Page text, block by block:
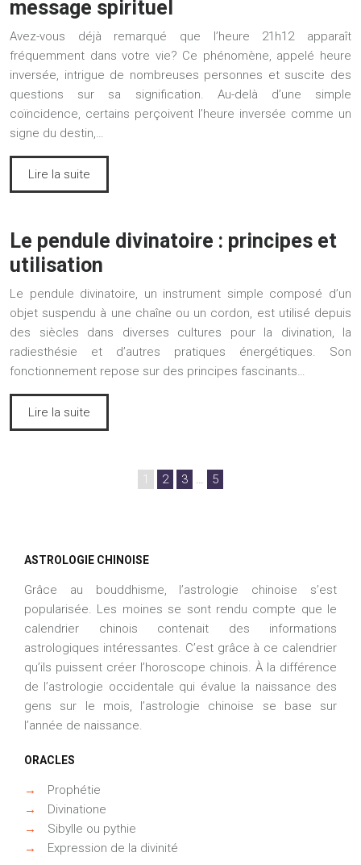
message spirituel
Avez-vous déjà remarqué que l’heure 21h12 apparaît
fréquemment dans votre vie? Ce phénomène, appelé heure
inversée, intrigue de nombreuses personnes et suscite des
questions sur sa signification. Au-delà d’une simple
coïncidence, certains perçoivent l’heure inversée comme un
signe du destin,…
Lire la suite
Le pendule divinatoire : principes et
utilisation
Le pendule divinatoire, un instrument simple composé d’un
objet suspendu à une chaîne ou un cordon, est utilisé depuis
des siècles dans diverses cultures pour la divination, la
radiesthésie et d’autres pratiques énergétiques. Son
fonctionnement repose sur des principes fascinants…
Lire la suite
1 2 3 … 5
ASTROLOGIE CHINOISE
Grâce au bouddhisme, l’astrologie chinoise s’est
popularisée. Les moines se sont rendu compte que le
calendrier chinois contenait des informations
astrologiques intéressantes. C’est grâce à ce calendrier
qu’ils puissent créer l’horoscope chinois. À la différence
de l’astrologie occidentale qui évalue la naissance des
gens sur le mois, l’astrologie chinoise se base sur
l’année de naissance.
ORACLES
→
Prophétie
→
Divinatione
→
Sibylle ou pythie
→
Expression de la divinité